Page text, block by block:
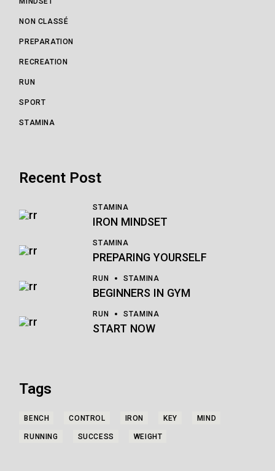
NON CLASSÉ
PREPARATION
RECREATION
RUN
SPORT
STAMINA
Recent Post
STAMINA
IRON MINDSET
STAMINA
PREPARING YOURSELF
RUN STAMINA
BEGINNERS IN GYM
RUN STAMINA
START NOW
Tags
BENCH CONTROL IRON KEY
MIND
RUNNING
SUCCESS WEIGHT